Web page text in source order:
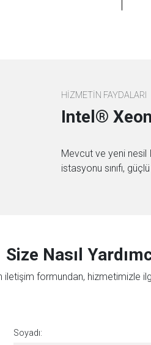
HİZMETİN FAYDALARI
Intel®
Mevcut ve yeni
istasyonu sınıfı,
Size Nasıl
iletişim formundan, hizmetimizle
Soyadı: